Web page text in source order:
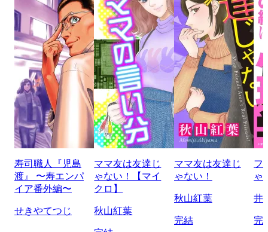
寿司職人『児島
渡』 〜寿エンパ
イア番外編〜
せきやてつじ
ママ友は友達じ
ゃない！【マイ
クロ】
秋山紅葉
ママ友は友達じ
ゃない！
秋山紅葉
完結
フ
ゃ
井
完